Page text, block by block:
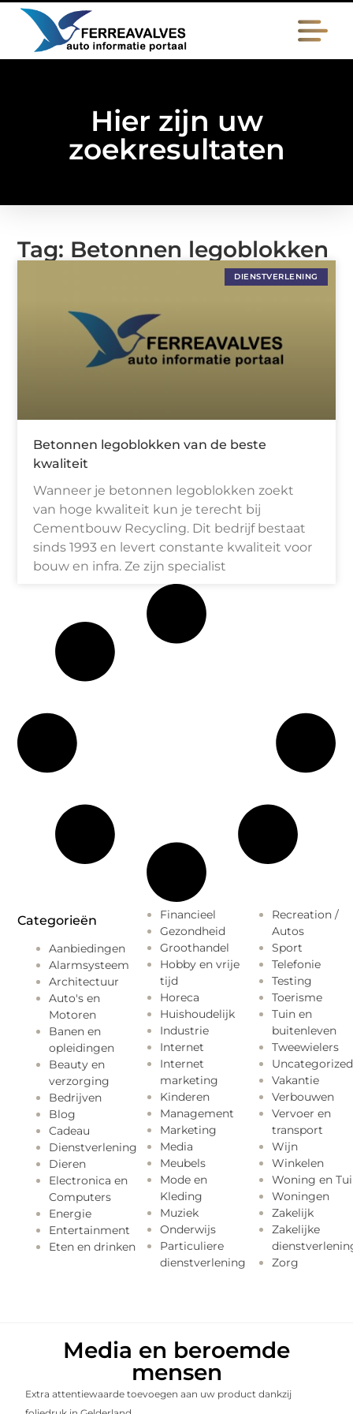
Hier zijn uw
zoekresultaten
Tag: Betonnen legoblokken
DIENSTVERLENING
Betonnen legoblokken van de beste
kwaliteit
Wanneer je betonnen legoblokken zoekt
van hoge kwaliteit kun je terecht bij
Cementbouw Recycling. Dit bedrijf bestaat
sinds 1993 en levert constante kwaliteit voor
bouw en infra. Ze zijn specialist
Categorieën
Aanbiedingen
Alarmsysteem
Architectuur
Auto's en
Motoren
Banen en
opleidingen
Beauty en
verzorging
Bedrijven
Blog
Cadeau
Dienstverlening
Dieren
Electronica en
Computers
Energie
Entertainment
Eten en drinken
Financieel
Gezondheid
Groothandel
Hobby en vrije
tijd
Horeca
Huishoudelijk
Industrie
Internet
Internet
marketing
Kinderen
Management
Marketing
Media
Meubels
Mode en
Kleding
Muziek
Onderwijs
Particuliere
dienstverlening
Recreation /
Autos
Sport
Telefonie
Testing
Toerisme
Tuin en
buitenleven
Tweewielers
Uncategorized
Vakantie
Verbouwen
Vervoer en
transport
Wijn
Winkelen
Woning en
Woningen
Zakelijk
Zakelijke
Zorg
Media en beroemde
mensen
Extra attentiewaarde toevoegen aan uw product dankzij